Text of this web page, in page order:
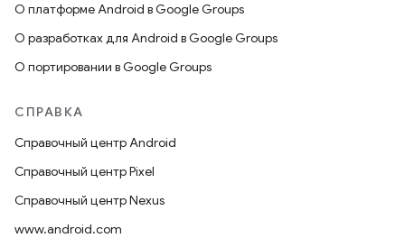
О платформе Android в Google Groups
О разработках для Android в Google Groups
О портировании в Google Groups
СПРАВКА
Справочный центр Android
Справочный центр Pixel
Справочный центр Nexus
www.android.com